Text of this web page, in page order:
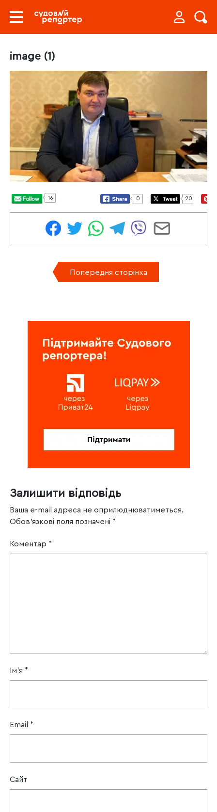
image (1)
16 0 20
Попередня сторінка
Залишити відповідь
Ваша e-mail адреса не оприлюднюватиметься.
Обов’язкові поля позначені *
Коментар *
Ім'я *
Email *
Сайт